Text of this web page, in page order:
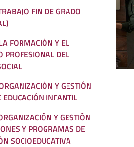
FIN DE GRADO
LA FORMACIÓN Y EL
PROFESIONAL DEL
Y GESTIÓN
EDUCACIÓN INFANTIL
Y GESTIÓN
Y PROGRAMAS DE
SOCIOEDUCATIVA